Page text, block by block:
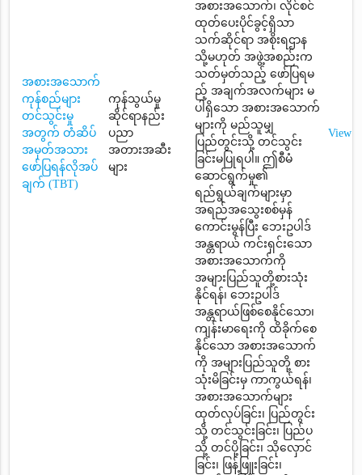
အစားအသောက်
ကုန်စည်များ
တင်သွင်းမှု
အတွက် တံဆိပ်
အမှတ်အသား
ဖော်ပြရန်လိုအပ်
ချက် (TBT)
ကုန်သွယ်မှု
ဆိုင်ရာနည်း
ပညာ
အတားအဆီး
များ
အစားအသောက်၊ လိုင်စင်
ထုတ်ပေးပိုင်ခွင့်ရှိသာ
သက်ဆိုင်ရာ အစိုးရဌာန
သို့မဟုတ် အဖွဲ့အစည်းက
သတ်မှတ်သည့် ဖော်ပြရမ
ည့် အချက်အလက်များ မ
ပါရှိသော အစားအသောက်
များကို မည်သူမျှ
ပြည်တွင်းသို့ တင်သွင်း
ခြင်းမပြုရပါ။ ဤစီမံ
ဆောင်ရွက်မှု၏
ရည်ရွယ်ချက်များမှာ
အရည်အသွေးစစ်မှန်
ကောင်းမွန်ပြီး ဘေးဥပါဒ်
အန္တရာယ် ကင်းရှင်းသော
အစားအသောက်ကို
အများပြည်သူတို့စားသုံး
နိုင်ရန်၊ ဘေးဥပါဒ်
အန္တရာယ်ဖြစ်စေနိုင်သော၊
ကျန်းမာရေးကို ထိခိုက်စေ
နိုင်သော အစားအသောက်
ကို အများပြည်သူတို့ စား
သုံးမိခြင်းမှ ကာကွယ်ရန်၊
အစားအသောက်များ
ထုတ်လုပ်ခြင်း၊ ပြည်တွင်း
သို့ တင်သွင်းခြင်း၊ ပြည်ပ
သို့ တင်ပို့ခြင်း၊ သိုလှောင်
ခြင်း၊ ဖြန့်ဖြူးခြင်း၊
View